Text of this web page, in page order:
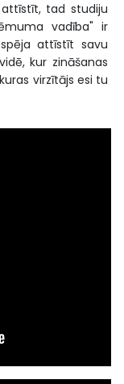
tad studiju
vadība" ir
attīstīt savu
kur zināšanas
virzītājs esi tu